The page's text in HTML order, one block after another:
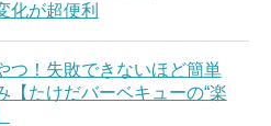
化が超便利
つ！失敗できないほど簡単
【たけだバーベキューの“楽